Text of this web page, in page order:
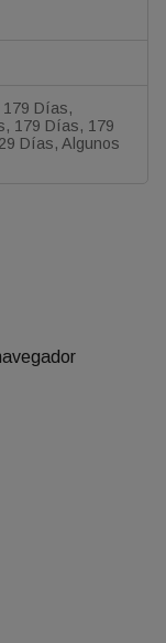
Días,
179 Días, 179
Días, Algunos